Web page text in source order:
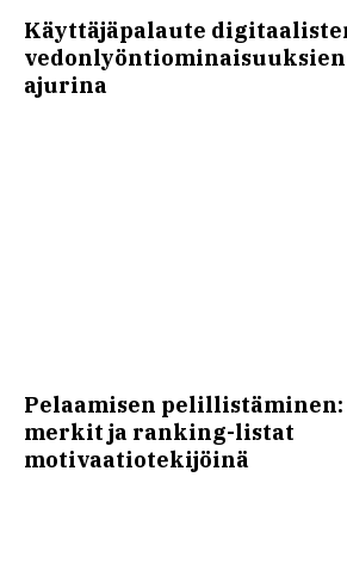
Käyttäjäpalaute
ajurina
Pelaamisen pelillistäminen:
merkit ja ranking-listat
motivaatiotekijöinä